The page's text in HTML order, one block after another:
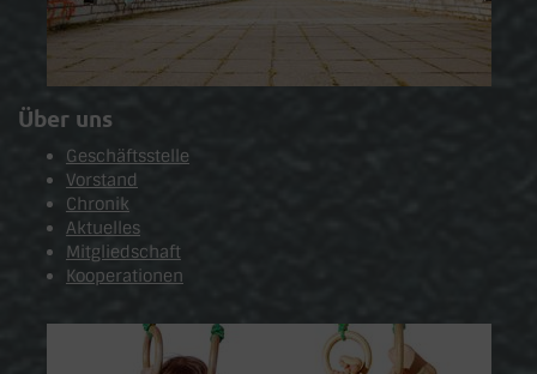
Über uns
Geschäftsstelle
Vorstand
Chronik
Aktuelles
Mitgliedschaft
Kooperationen